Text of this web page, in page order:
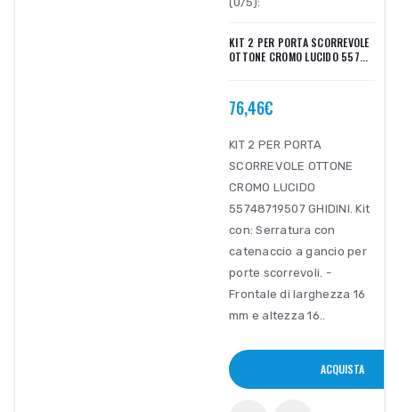
KIT 2 PER PORTA SCORREVOLE
OTTONE CROMO LUCIDO 557...
76,46€
KIT 2 PER PORTA
SCORREVOLE OTTONE
CROMO LUCIDO
55748719507 GHIDINI. Kit
con: Serratura con
catenaccio a gancio per
porte scorrevoli. -
Frontale di larghezza 16
mm e altezza 16..
ACQUISTA